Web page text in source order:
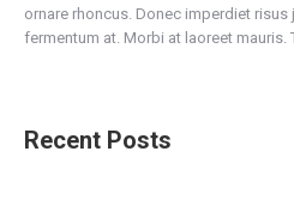
ornare rhoncus. Donec imperdiet risus
fermentum at. Morbi at laoreet mauris.
Recent Posts